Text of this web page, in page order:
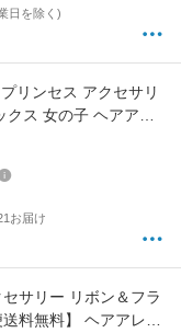
日を除く)
リンセス アクセサリ
クス 女の子 ヘアアク
級 誕生日 児童の日プ
リーおもちゃセット
ごっこ遊び 子供 キッ
り
お届け
セサリー リボン＆フラ
料無料】 ヘアアレン